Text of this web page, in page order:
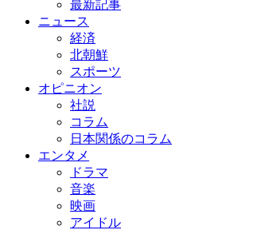
最新記事
ニュース
経済
北朝鮮
スポーツ
オピニオン
社説
コラム
日本関係のコラム
エンタメ
ドラマ
音楽
映画
アイドル